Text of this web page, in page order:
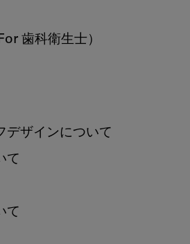
For 歯科衛生士）
デザインについて
て
て